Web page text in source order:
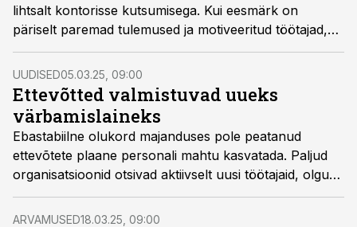
lihtsalt kontorisse kutsumisega. Kui eesmärk on
päriselt paremad tulemused ja motiveeritud töötajad,
tasub fookus suunata juhtimisoskustele, usaldusele ja
paindlikkusele, mitte töölaua asukohale.
UUDISED05.03.25, 09:00
Ettevõtted valmistuvad uueks
värbamislaineks
Ebastabiilne olukord majanduses pole peatanud
ettevõtete plaane personali mahtu kasvatada. Paljud
organisatsioonid otsivad aktiivselt uusi töötajaid, olgu
selleks tehnoloogiaeksperdid, pangandustalendid,
poetöötajad või valvurid.
ARVAMUSED18.03.25, 09:00